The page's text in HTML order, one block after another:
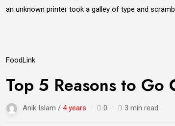
an unknown printer took a galley of type and
21
FoodLink
Top 5 Reasons to Go
Anik Islam / 4 years 0 3 min read